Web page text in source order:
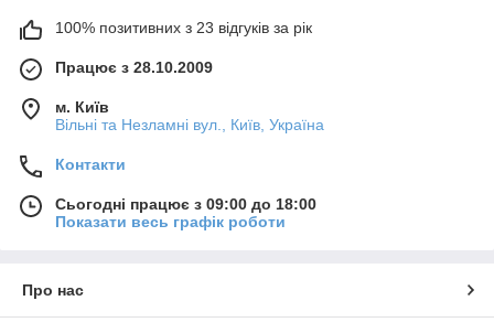
100% позитивних з 23 відгуків за рік
Працює з 28.10.2009
м. Київ
Вільні та Незламні вул., Київ, Україна
Контакти
Сьогодні працює з 09:00 до 18:00
Показати весь графік роботи
Про нас